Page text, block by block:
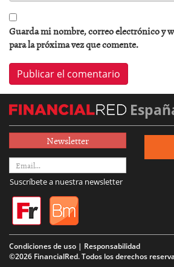
Guarda mi nombre, correo electrónico y
para la próxima vez que comente.
Newsletter
Suscríbete a nuestra newsletter
Condiciones de uso | Responsabilidad
©2026 FinancialRed. Todos los derechos